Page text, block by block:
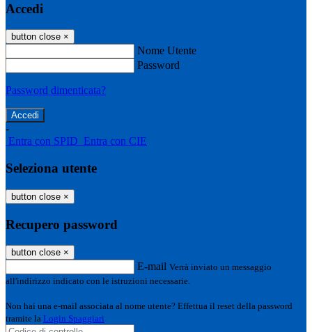
Accedi
button close ×
Nome Utente
Password
Password dimenticata?
-
Entra con SPID Entra con CIE
Seleziona utente
button close ×
Recupero password
button close ×
E-mail Verrà inviato un messaggio
all'indirizzo indicato con le istruzioni necessarie.
Non hai una e-mail associata al nome utente? Effettua il reset della password
tramite la Login Spaggiari